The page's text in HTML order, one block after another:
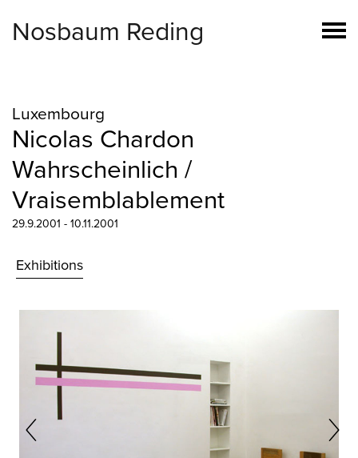
Nosbaum Reding
Luxembourg
Nicolas Chardon
Wahrscheinlich /
Vraisemblablement
29.9.2001 - 10.11.2001
Exhibitions